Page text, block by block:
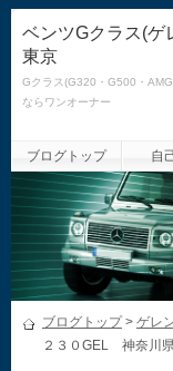
ベンツGクラス(ゲ
東京
Gクラス(G320・G500・
ならワンオーナー
ブログトップ 自
ブログトップ> ゲレ
２３０GEL 神奈川